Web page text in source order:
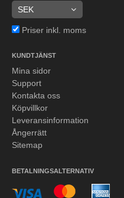
Priser inkl. moms
KUNDTJÄNST
Mina sidor
Support
Kontakta oss
Köpvillkor
Leveransinformation
Ångerrätt
Sitemap
BETALNINGSALTERNATIV